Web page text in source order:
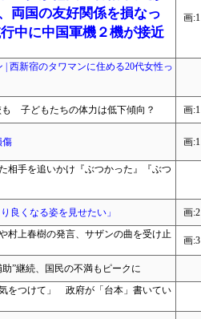
両国の友好関係を損なっ
中に中国軍機２機が接近
画:1
西新宿のタワマンに住める20代女性っ
子どもたちの体力は低下傾向？ 画:1
傷 画:1
手を追いかけ『ぶつかった』『ぶつ
良くなる姿を見せたい」 画:2
村上春樹の発言、サザンの曲を受け止
画:3
”継続、国民の不満もピークに
をつけて」 政府が「台本」書いてい